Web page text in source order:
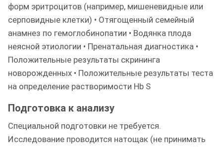
форм эритроцитов (например, мишеневидные или
серповидные клетки) • Отягощенный семейный
анамнез по гемоглобинопатии • Водянка плода
неясной этиологии • Пренатальная диагностика •
Положительные результаты скрининга
новорожденных • Положительные результаты теста
на определение растворимости Hb S
Подготовка к анализу
Специальной подготовки не требуется.
Исследование проводится натощак (не принимать